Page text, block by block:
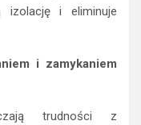
izolację i eliminuje
i zamykaniem
trudności z